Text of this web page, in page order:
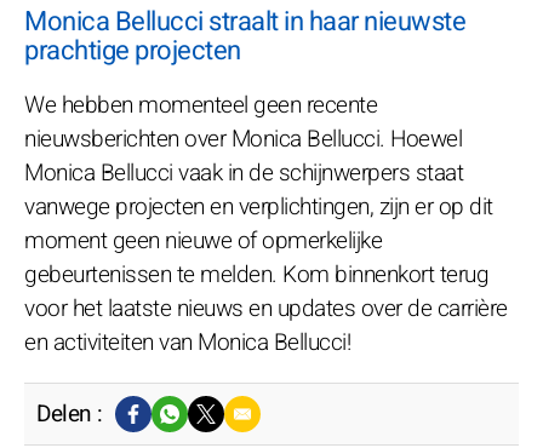
Monica Bellucci straalt in haar nieuwste
prachtige projecten
We hebben momenteel geen recente
nieuwsberichten over Monica Bellucci. Hoewel
Monica Bellucci vaak in de schijnwerpers staat
vanwege projecten en verplichtingen, zijn er op dit
moment geen nieuwe of opmerkelijke
gebeurtenissen te melden. Kom binnenkort terug
voor het laatste nieuws en updates over de carrière
en activiteiten van Monica Bellucci!
Delen :